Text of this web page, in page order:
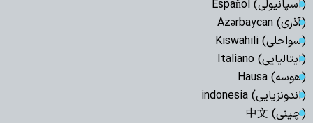
(اسپانیولی) Español
(آذری) Azərbaycan
(سواحلی) Kiswahili
(ایتالیایی) Italiano
(هوسه) Hausa
(اندونزیایی) indonesia
(چینی) 中文